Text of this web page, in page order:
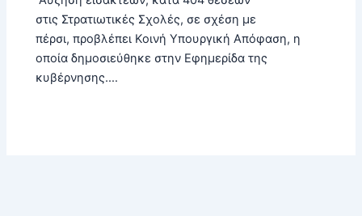
στις Στρατιωτικές Σχολές, σε σχέση με
πέρσι, προβλέπει Κοινή Υπουργική Απόφαση, η
οποία δημοσιεύθηκε στην Εφημερίδα της
κυβέρνησης.…